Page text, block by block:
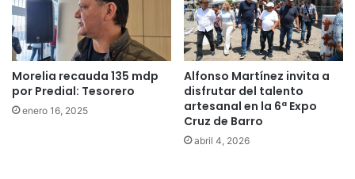
Morelia recauda 135 mdp
por Predial: Tesorero
enero 16, 2025
Alfonso Martínez invita a
disfrutar del talento
artesanal en la 6ª Expo
Cruz de Barro
abril 4, 2026